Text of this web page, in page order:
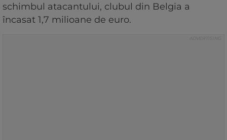
schimbul atacantului, clubul din Belgia a
încasat 1,7 milioane de euro.